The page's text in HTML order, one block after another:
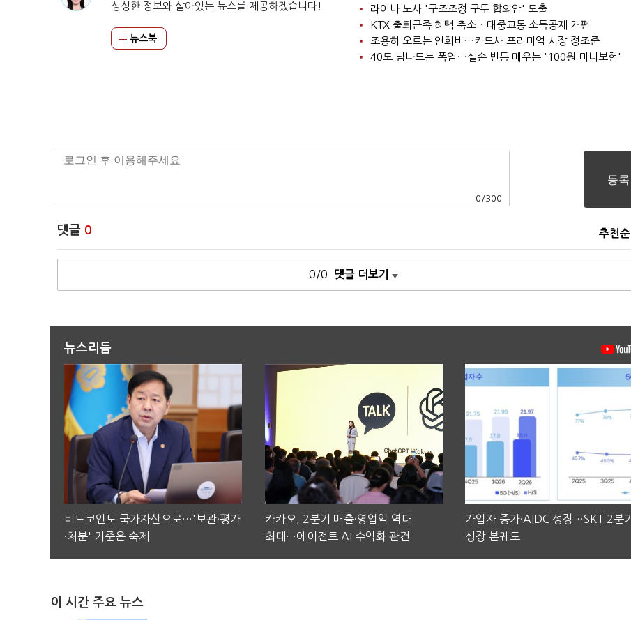
싱싱한 정보와 살아있는 뉴스를 제공하겠습니다!
뉴스북
라이나 노사 '구조조정 구두 합의안' 도출
KTX 출퇴근족 혜택 축소…대중교통 소득공제 개편
조용히 오르는 연회비…카드사 프리미엄 시장 정조준
40도 넘나드는 폭염…실손 빈틈 메우는 '100원 미니보험'
0 /300
댓글 0 추천순
0/0 댓글 더보기
뉴스리듬
비트코인도 국가자산으로…'보관·평가
·처분' 기준은 숙제
카카오, 2분기 매출·영업익 역대
최대…에이전트 AI 수익화 관건
가입자 증가·AIDC 성장…SKT 2분기
성장 본궤도
이 시간 주요 뉴스